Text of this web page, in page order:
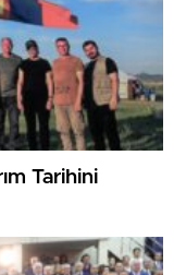
Tarihini